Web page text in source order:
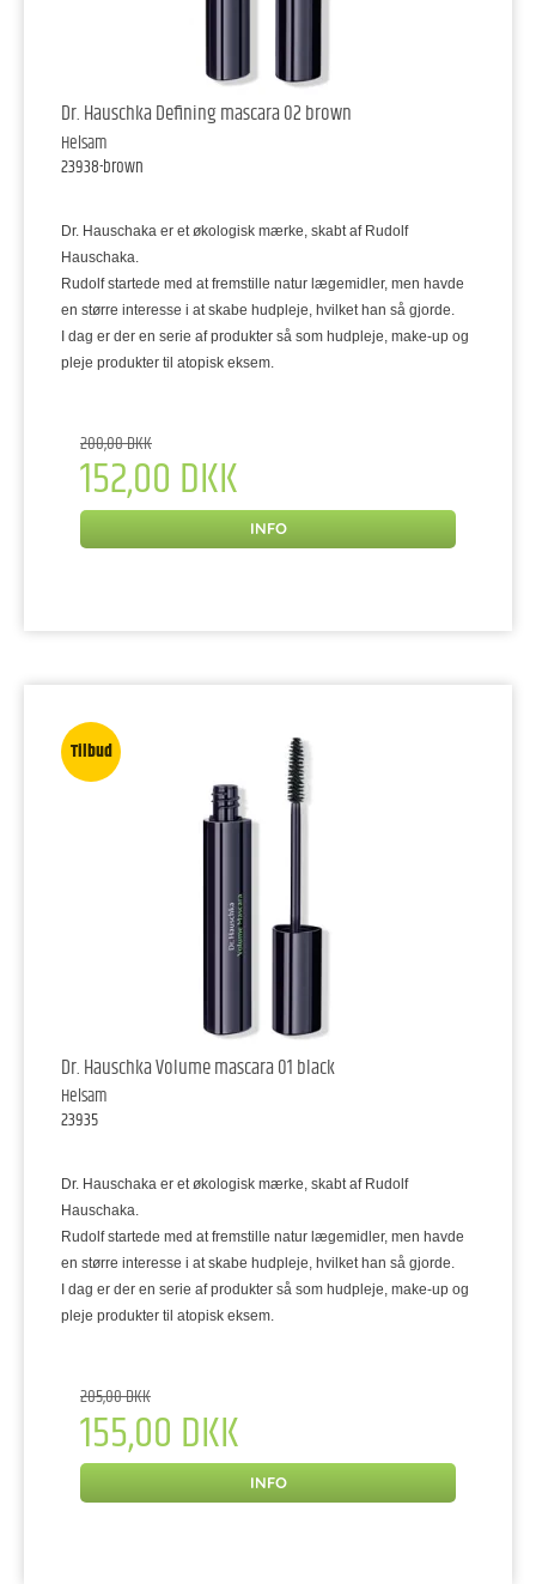
Dr. Hauschka Defining mascara 02 brown
Helsam
23938-brown
Dr. Hauschaka er et økologisk mærke, skabt af Rudolf
Hauschaka.
Rudolf startede med at fremstille natur lægemidler, men havde
en større interesse i at skabe hudpleje, hvilket han så gjorde.
I dag er der en serie af produkter så som hudpleje, make-up og
pleje produkter til atopisk eksem.
200,00 DKK
152,00 DKK
INFO
Tilbud
Dr. Hauschka Volume mascara 01 black
Helsam
23935
Dr. Hauschaka er et økologisk mærke, skabt af Rudolf
Hauschaka.
Rudolf startede med at fremstille natur lægemidler, men havde
en større interesse i at skabe hudpleje, hvilket han så gjorde.
I dag er der en serie af produkter så som hudpleje, make-up og
pleje produkter til atopisk eksem.
205,00 DKK
155,00 DKK
INFO